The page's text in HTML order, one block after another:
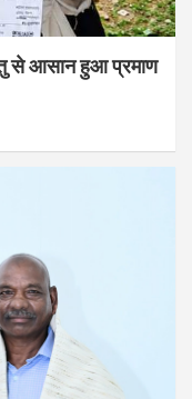
से आसान हुआ प्रमाण